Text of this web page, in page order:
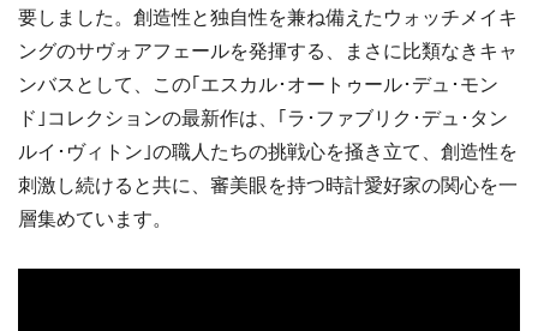
要しました。創造性と独自性を兼ね備えたウォッチメイキ
ングのサヴォアフェールを発揮する、まさに比類なきキャ
ンバスとして、この｢エスカル･オートゥール･デュ･モン
ド｣コレクションの最新作は、｢ラ･ファブリク･デュ･タン
ルイ･ヴィトン｣の職人たちの挑戦心を掻き立て、創造性を
刺激し続けると共に、審美眼を持つ時計愛好家の関心を一
層集めています。